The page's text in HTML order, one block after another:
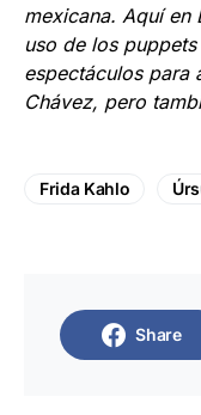
mexicana. Aquí en
uso de los
espectáculos para
Chávez, pero
Frida Kahlo
Share